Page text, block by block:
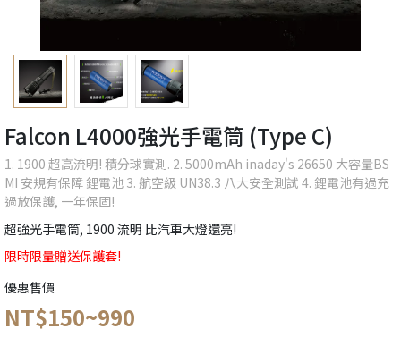
Falcon L4000強光手電筒 (Type C)
1. 1900 超高流明! 積分球實測. 2. 5000mAh inaday's 26650 大容量BS
MI 安規有保障 鋰電池 3. 航空級 UN38.3 八大安全測試 4. 鋰電池有過充
過放保護, 一年保固!
超強光手電筒, 1900 流明 比汽車大燈還亮!
限時限量贈送保護套!
優惠售價
NT$150~990